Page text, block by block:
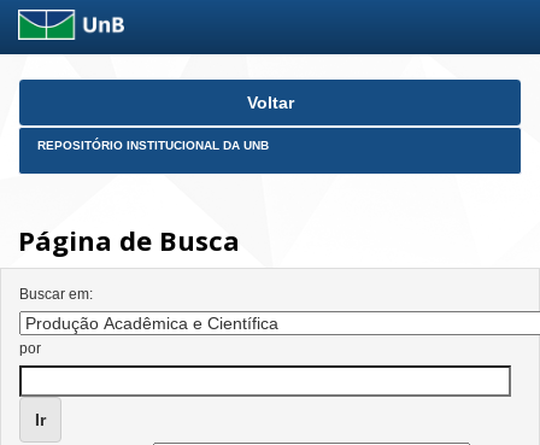
Skip
Voltar
REPOSITÓRIO INSTITUCIONAL DA UNB
Página de Busca
Buscar em:
por